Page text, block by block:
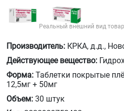
Реальный внешний вид
Производитель: КРКА, д.д.,
Действующее вещество:
Форма: Таблетки покрытые
12,5мг + 50мг
Объем: 30 штук